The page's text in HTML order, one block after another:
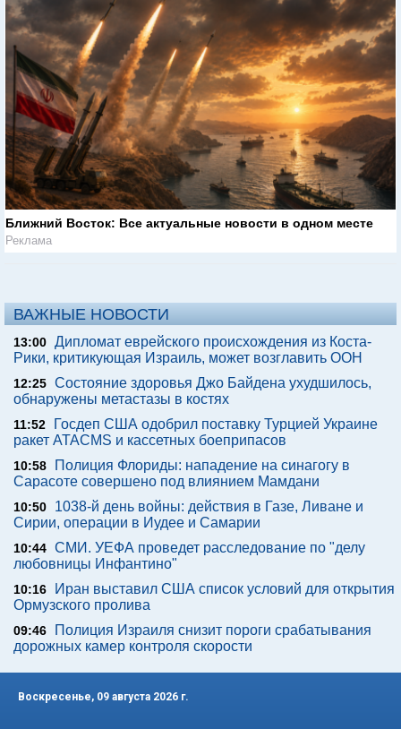
Ближний Восток: Все актуальные новости в одном месте
Реклама
ВАЖНЫЕ НОВОСТИ
13:00 Дипломат еврейского происхождения из Коста-
Рики, критикующая Израиль, может возглавить ООН
12:25 Состояние здоровья Джо Байдена ухудшилось,
обнаружены метастазы в костях
11:52
Госдеп США одобрил поставку Турцией Украине
ракет ATACMS и кассетных боеприпасов
10:58
Полиция Флориды: нападение на синагогу в
Сарасоте совершено под влиянием Мамдани
10:50
1038-й день войны: действия в Газе, Ливане и
Сирии, операции в Иудее и Самарии
10:44 СМИ. УЕФА проведет расследование по "делу
любовницы Инфантино"
10:16
Иран выставил США список условий для открытия
Ормузского пролива
09:46
Полиция Израиля снизит пороги срабатывания
дорожных камер контроля скорости
Воскресенье, 09 августа 2026 г.